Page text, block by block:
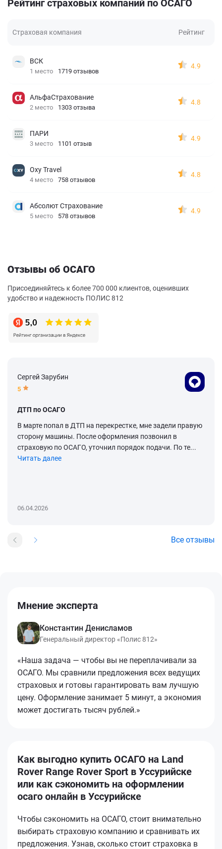
Рейтинг страховых компаний по ОСАГО
Страховая компания Рейтинг
ВСК
1 место 1719 отзывов
4.9
АльфаСтрахование
2 место 1303 отзыва
4.8
ПАРИ
3 место 1101 отзыв
4.9
Oxy Travel
4 место 758 отзывов
4.8
Абсолют Страхование
5 место 578 отзывов
4.9
Отзывы об ОСАГО
Присоединяйтесь к более 700 000 клиентов, оценивших
удобство и надежность ПОЛИС 812
Сергей Зарубин
5
ДТП по ОСАГО
В марте попал в ДТП на перекрестке, мне задели правую
сторону машины. После оформления позвонил в
страховую по ОСАГО, уточнил порядок подачи. По те...
Читать далее
06.04.2026
Все отзывы
Мнение эксперта
Константин Денисламов
Генеральный директор «Полис 812»
«Наша задача — чтобы вы не переплачивали за
ОСАГО. Мы сравнили предложения всех ведущих
страховых и готовы гарантировать вам лучшую
цену. Оформление занимает 5 минут, а экономия
может достигать тысяч рублей.»
Как выгодно купить ОСАГО на Land
Rover Range Rover Sport в Уссурийске
или как сэкономить на оформлении
осаго онлайн в Уссурийске
Чтобы сэкономить на ОСАГО, стоит внимательно
выбирать страховую компанию и сравнивать их
предложения. Узнав, сколько стоит страховка в